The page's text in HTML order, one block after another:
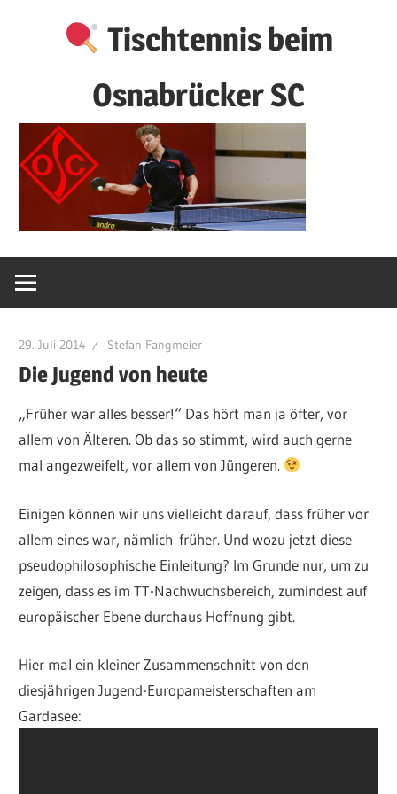
Tischtennis beim
Osnabrücker SC
29. Juli 2014 Stefan Fangmeier
Die Jugend von heute
„Früher war alles besser!“ Das hört man ja öfter, vor
allem von Älteren. Ob das so stimmt, wird auch gerne
mal angezweifelt, vor allem von Jüngeren.
Einigen können wir uns vielleicht darauf, dass früher vor
allem eines war, nämlich früher. Und wozu jetzt diese
pseudophilosophische Einleitung? Im Grunde nur, um zu
zeigen, dass es im TT-Nachwuchsbereich, zumindest auf
europäischer Ebene durchaus Hoffnung gibt.
Hier mal ein kleiner Zusammenschnitt von den
diesjährigen Jugend-Europameisterschaften am
Gardasee: